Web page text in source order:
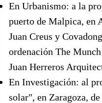
En Urbanismo: a la
puerto de Malpica, en
Juan Creus y
ordenación The
Juan Herreros
En Investigación: al
solar", en Zaragoza,